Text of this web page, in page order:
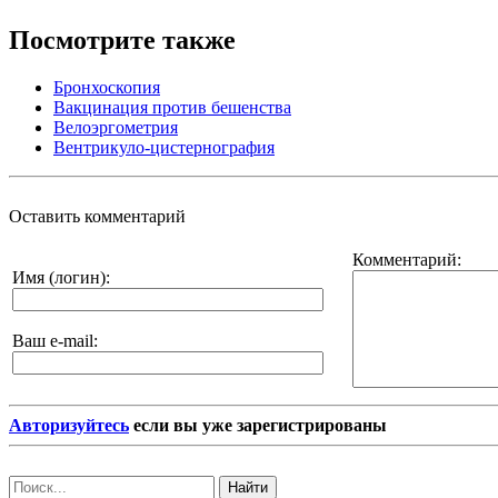
Посмотрите также
Бронхоскопия
Вакцинация против бешенства
Велоэргометрия
Вентрикуло-цистернография
Оставить комментарий
Имя (логин):
Ваш e-mail:
Комментарий:
Авторизуйтесь если вы уже зарегистрированы
Найти